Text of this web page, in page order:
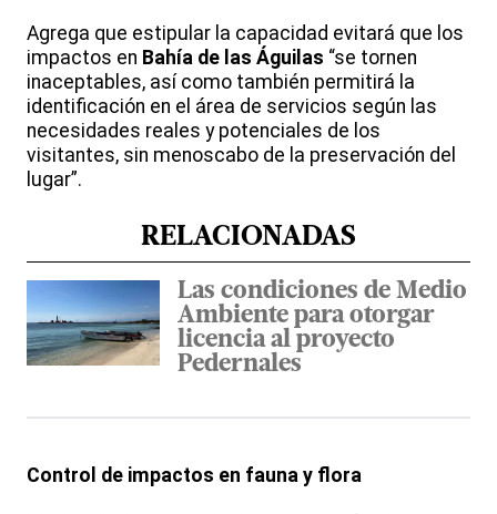
Agrega que estipular la capacidad evitará que los
impactos en Bahía de las Águilas “se tornen
inaceptables, así como también permitirá la
identificación en el área de servicios según las
necesidades reales y potenciales de los
visitantes, sin menoscabo de la preservación del
lugar”.
RELACIONADAS
Las condiciones de Medio
Ambiente para otorgar
licencia al proyecto
Pedernales
Control de impactos en fauna y flora